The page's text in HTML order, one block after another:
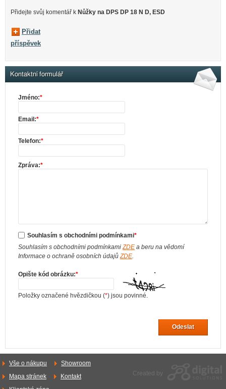
Přidejte svůj komentář k Nůžky na DPS DP 18 N D, ESD
Přidat
příspěvek
Kontaktní formulář
Jméno:*
Email:*
Telefon:*
Zpráva:*
Souhlasím s obchodními podmínkami*
Souhlasím s obchodními podmínkamiZDE a beru na vědomí
Informace o ochraně osobních údajůZDE.
Opište kód obrázku:*
Položky označené hvězdičkou (*) jsou povinné.
Odeslat
Vše o nákupu
Showroom
Mapa stránek
Kontakt
Created by